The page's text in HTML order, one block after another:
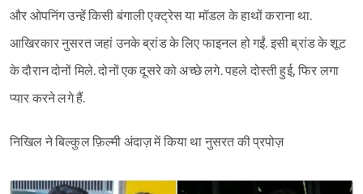
और ओपनिंग उन्हें किसी बंगाली एक्ट्रेस या मॉडल के हाथों कराना था.
आखिरकार नुसरत जहां उनके ब्रांड के लिए फाइनल हो गईं. इसी ब्रांड के शूट
के दौरान दोनों मिले. दोनों एक दूसरे को अच्छे लगे. पहले दोस्ती हुई, फिर लगा
प्यार करने लगे हैं.
निखिल ने बिल्कुल फ़िल्मी अंदाज़ में किया था नुसरत की प्रपोज़